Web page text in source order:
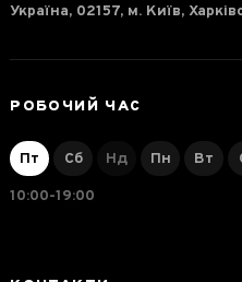
Україна, 02157, м. Київ,
РОБОЧИЙ ЧАС
Пт Сб Нд Пн Вт
10:00-19:00